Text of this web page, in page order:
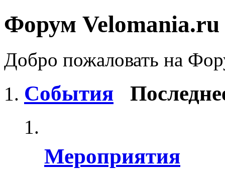
Форум Velomania.ru
Добро пожаловать на
События
Мероприятия